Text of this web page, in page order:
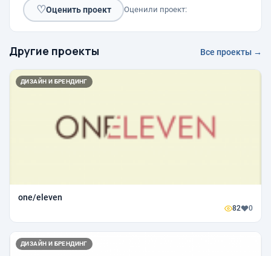
♡Оценить проект Оценили проект:
Другие проекты Все проекты →
ДИЗАЙН И БРЕНДИНГ
one/eleven
82 0
ДИЗАЙН И БРЕНДИНГ